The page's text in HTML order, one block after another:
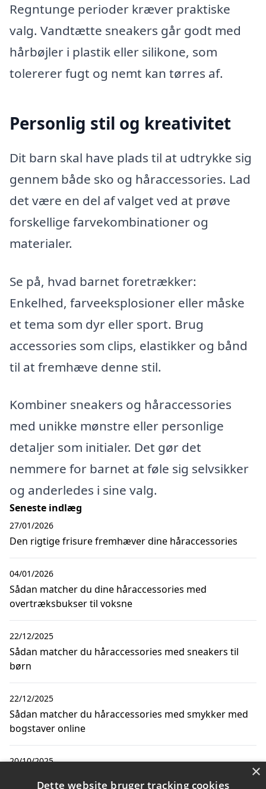
Regntunge perioder kræver praktiske
valg. Vandtætte sneakers går godt med
hårbøjler i plastik eller silikone, som
tolererer fugt og nemt kan tørres af.
Personlig stil og kreativitet
Dit barn skal have plads til at udtrykke sig
gennem både sko og håraccessories. Lad
det være en del af valget ved at prøve
forskellige farvekombinationer og
materialer.
Se på, hvad barnet foretrækker:
Enkelhed, farveeksplosioner eller måske
et tema som dyr eller sport. Brug
accessories som clips, elastikker og bånd
til at fremhæve denne stil.
Kombiner sneakers og håraccessories
med unikke mønstre eller personlige
detaljer som initialer. Det gør det
nemmere for barnet at føle sig selvsikker
og anderledes i sine valg.
Seneste indlæg
Den rigtige frisure fremhæver dine håraccessories
27/01/2026
Sådan matcher du dine håraccessories med
overtræksbukser til voksne
04/01/2026
Sådan matcher du håraccessories med sneakers til
børn
22/12/2025
Sådan matcher du håraccessories med smykker med
bogstaver online
22/12/2025
20/10/2025
×
Dette website bruger tracking cookies